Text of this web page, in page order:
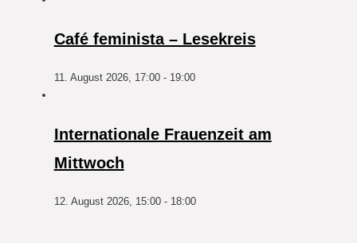
Café feminista – Lesekreis
11. August 2026, 17:00- 19:00
Internationale Frauenzeit am
Mittwoch
12. August 2026, 15:00- 18:00